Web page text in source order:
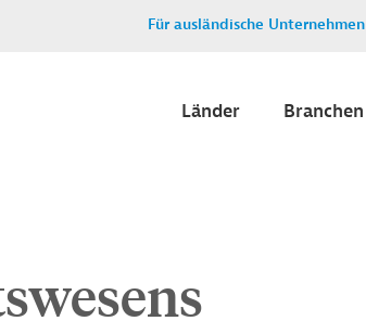
Für ausländische Unternehmen
Länder Branchen